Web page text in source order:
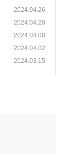
2024.04.26
2024.04.20
2024.04.08
2024.04.02
2024.03.15